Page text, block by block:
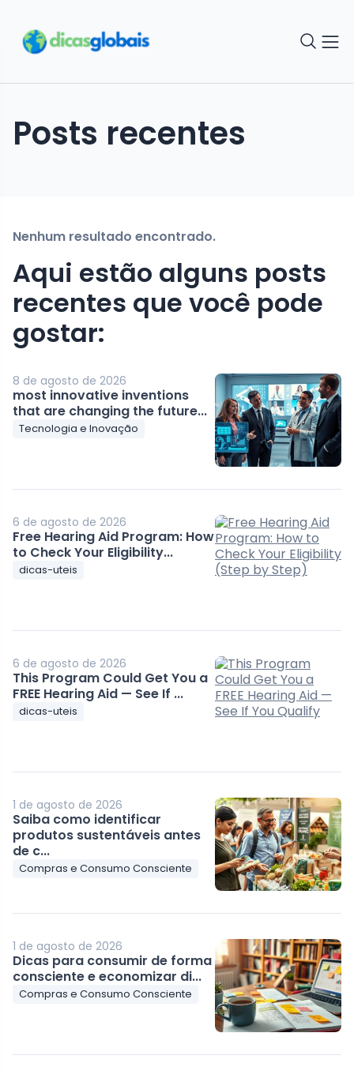
Posts recentes
Nenhum resultado encontrado.
Aqui estão alguns posts
recentes que você pode
gostar:
8 de agosto de 2026
most innovative inventions
that are changing the future...
Tecnologia e Inovação
6 de agosto de 2026
Free Hearing Aid Program: How
to Check Your Eligibility...
dicas-uteis
6 de agosto de 2026
This Program Could Get You a
FREE Hearing Aid — See If ...
dicas-uteis
1 de agosto de 2026
Saiba como identificar
produtos sustentáveis antes
de c...
Compras e Consumo Consciente
1 de agosto de 2026
Dicas para consumir de forma
consciente e economizar di...
Compras e Consumo Consciente